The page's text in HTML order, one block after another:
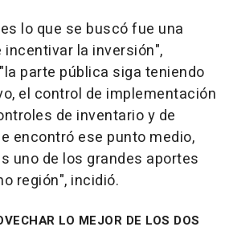
lo que se buscó fue una
la inversión",
parte pública siga teniendo
el control de implementación
de inventario y de
encontró ese punto medio,
uno de los grandes aportes
región", incidió.
LO MEJOR DE LOS DOS